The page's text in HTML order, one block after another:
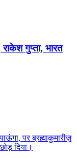
राकेश गुप्ता, भारत
पर ब्रह्माकुमारीज़
दिया।